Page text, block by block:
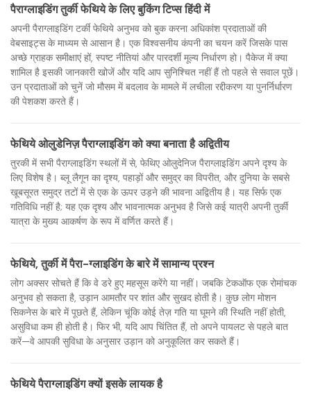
पैराग्लाइडिंग तुर्की फेथिये के लिए बुकिंग टिप्स हिंदी में
अपनी पैराग्लाइडिंग टर्की फेथिये अनुभव को बुक करना अधिकांश प्रदाताओं की
वेबसाइट्स के माध्यम से आसान है। एक विश्वसनीय कंपनी का चयन करें जिसके पास
अच्छे ग्राहक समीक्षाएं हों, स्पष्ट नीतियां और पारदर्शी मूल्य निर्धारण हो। पैकेज में क्या
शामिल है इसकी जानकारी खोजें और यदि आप सुनिश्चित नहीं हैं तो पहले से सवाल पूछें।
उन प्रदाताओं को चुनें जो मौसम में बदलाव के मामले में लचीला रद्दीकरण या पुनर्निर्धारण
की पेशकश करते हैं।
फेथिये ओलुडेनिज़ पैराग्लाइडिंग को क्या बनाता है अद्वितीय
तुरकी में सभी पैराग्लाइडिंग स्थलों में से, फेथिए ओलुदेनिज पैराग्लाइडिंग अपने दृश्य के
लिए विशेष है। ब्लू लैगून का दृश्य, पहाड़ों और समुद्र का विपरीत, और दुनिया के सबसे
खूबसूरत समुद्र तटों में से एक के ऊपर उड़ने की भावना अद्वितीय है। यह सिर्फ एक
गतिविधि नहीं है; यह एक दृश्य और भावनात्मक अनुभव है जिसे कई यात्री अपनी तुर्की
यात्रा के मुख्य आकर्षण के रूप में वर्णित करते हैं।
फेथिये, तुर्की में पैरा-ग्लाइडिंग के बारे में सामान्य प्रश्न
लोग अक्सर सोचते हैं कि वे डरे हुए महसूस करेंगे या नहीं। जबकि टेकऑफ एक रोमांचक
अनुभव हो सकता है, उड़ान आमतौर पर शांत और सुखद होती है। कुछ लोग मोशन
सिकनेस के बारे में पूछते हैं, लेकिन चूंकि कोई तेज़ गति या घूमने की स्थिति नहीं होती,
असुविधा कम ही होती है। फिर भी, यदि आप चिंतित हैं, तो अपने पायलट से पहले बात
करें—वे आपकी सुविधा के अनुसार उड़ान को अनुकूलित कर सकते हैं।
फेथिये पैराग्लाइडिंग क्यों इसके लायक है